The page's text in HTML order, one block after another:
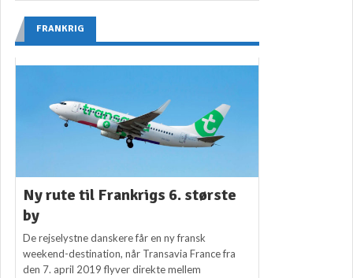
FRANKRIG
Ny rute til Frankrigs 6. største
by
De rejselystne danskere får en ny fransk
weekend-destination, når Transavia France fra
den 7. april 2019 flyver direkte mellem